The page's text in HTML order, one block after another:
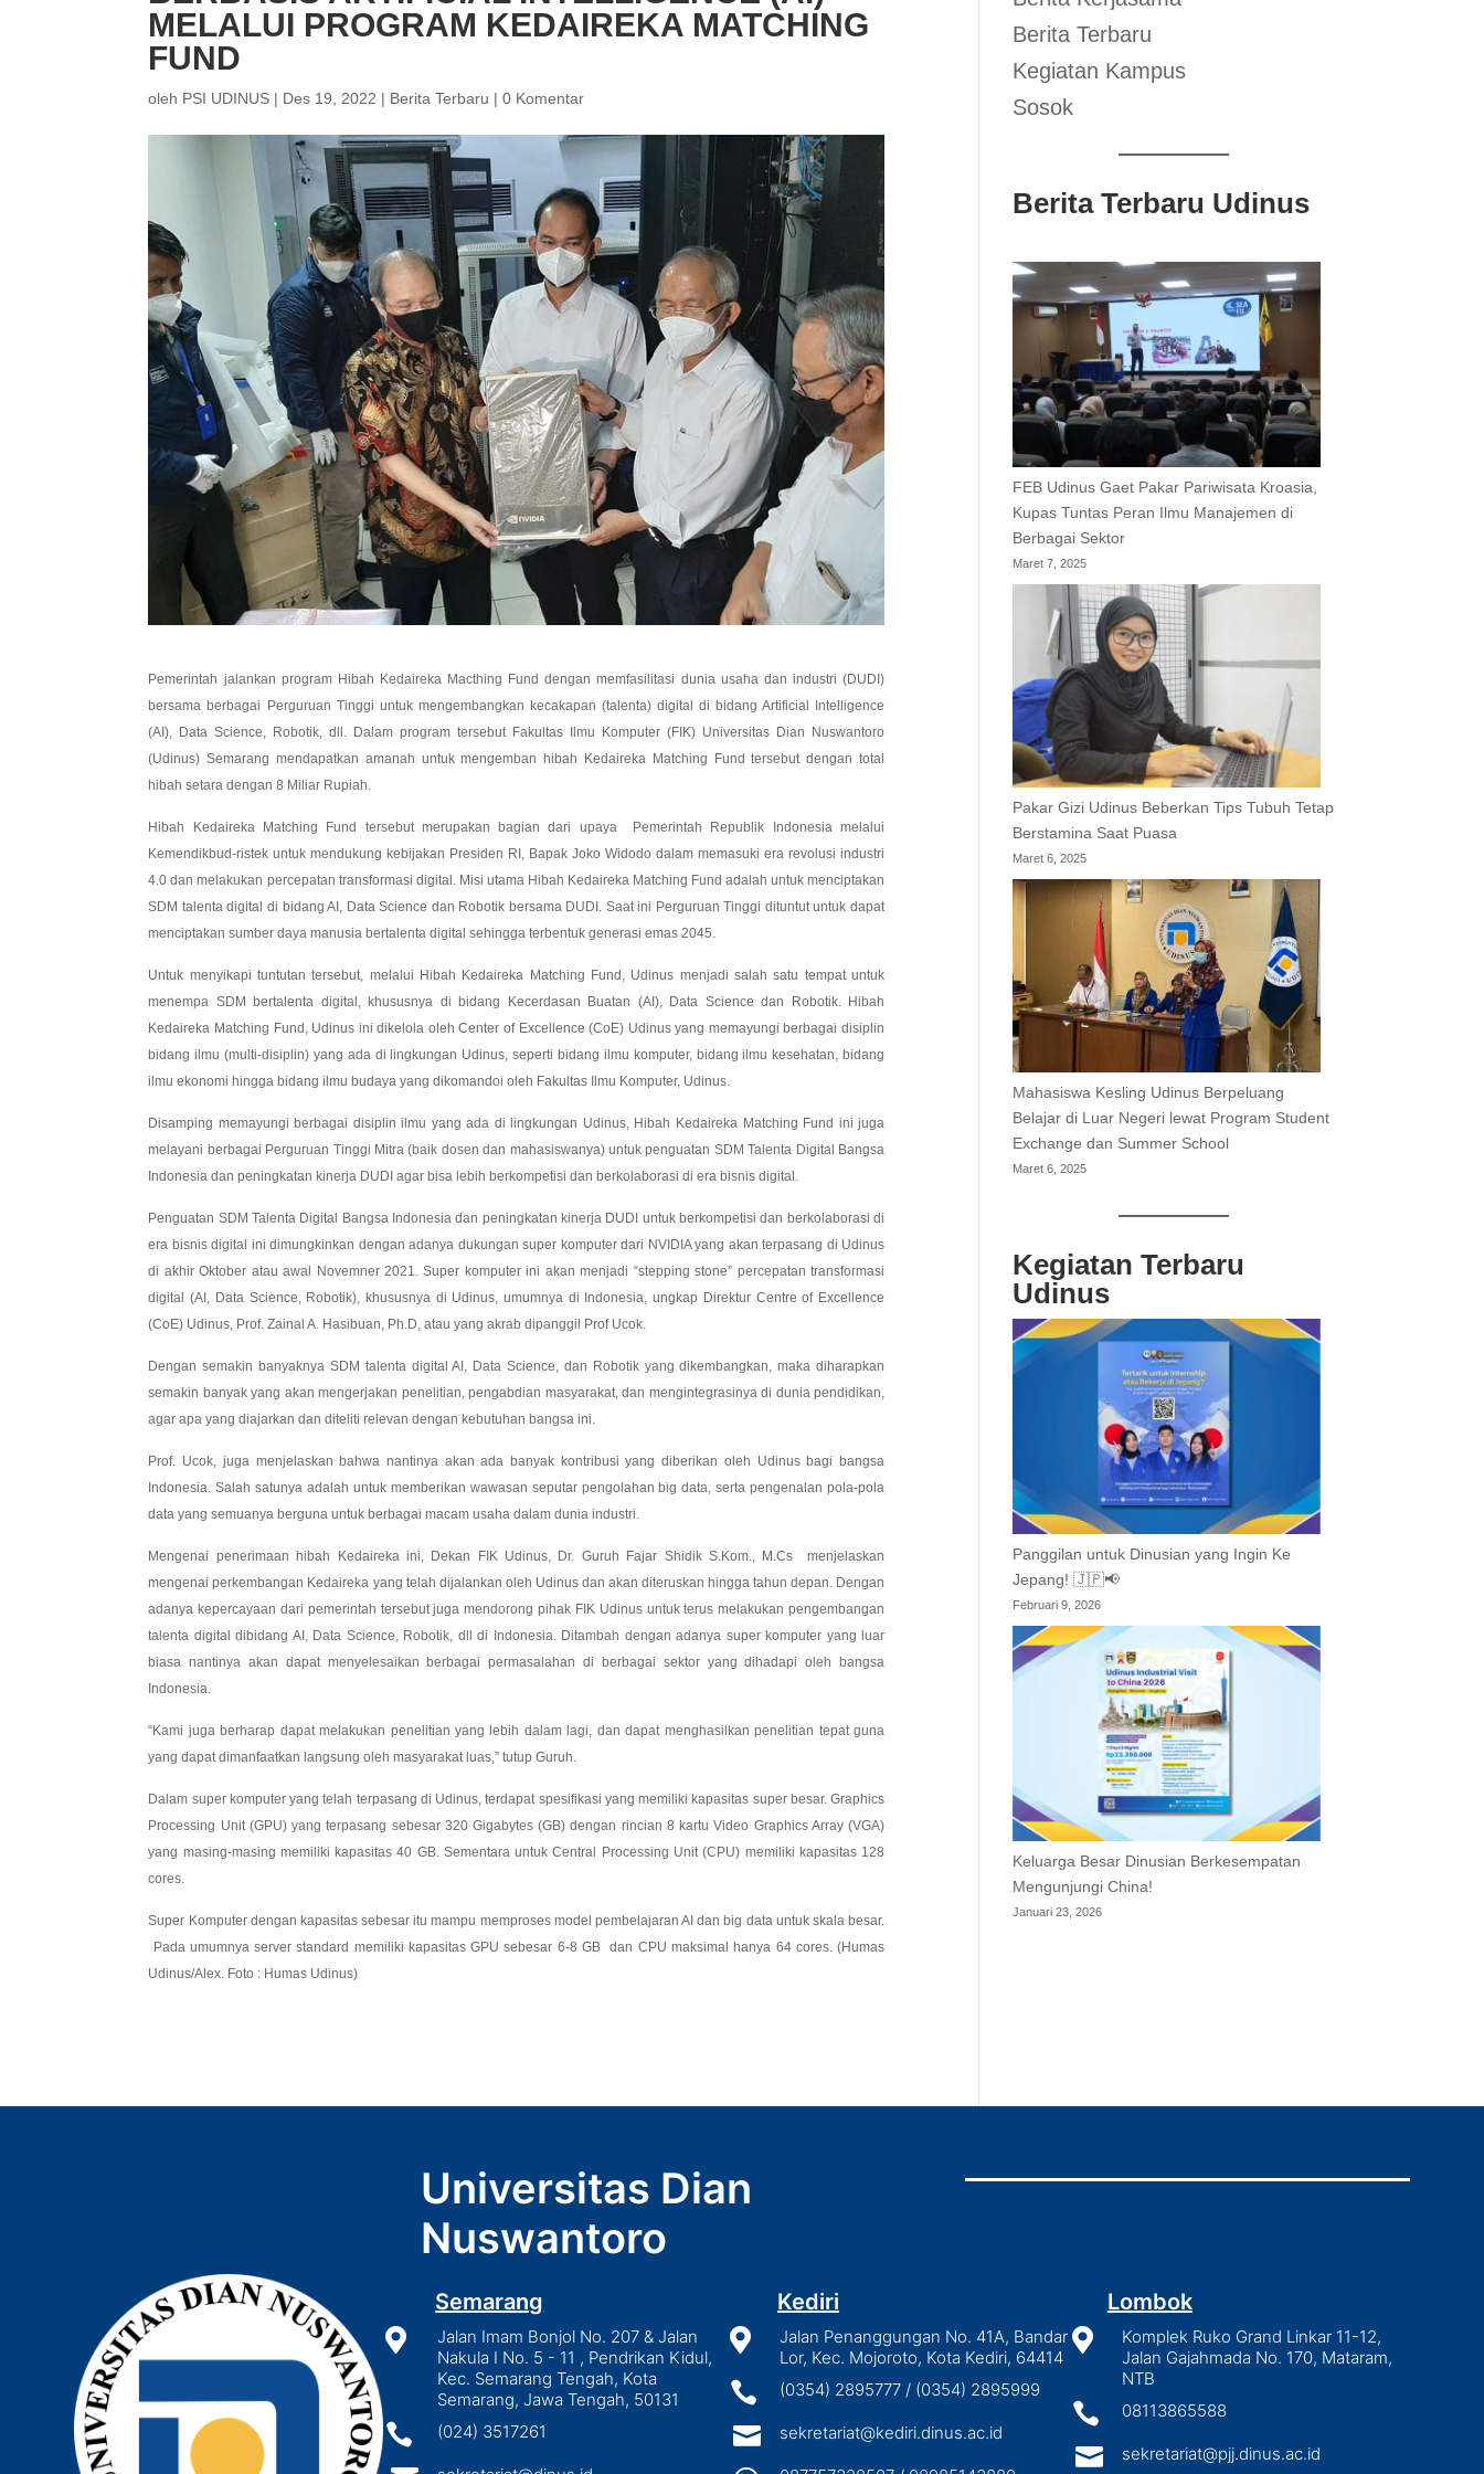
MELALUI PROGRAM KEDAIREKA MATCHING
FUND
oleh PSI UDINUS | Des 19, 2022 | Berita Terbaru |0 Komentar
Pemerintah jalankan program Hibah Kedaireka Macthing Fund dengan memfasilitasi dunia usaha dan industri (DUDI)
bersama berbagai Perguruan Tinggi untuk mengembangkan kecakapan (talenta) digital di bidang Artificial Intelligence
(AI), Data Science, Robotik, dll. Dalam program tersebut Fakultas Ilmu Komputer (FIK) Universitas Dian Nuswantoro
(Udinus) Semarang mendapatkan amanah untuk mengemban hibah Kedaireka Matching Fund tersebut dengan total
hibah setara dengan 8 Miliar Rupiah.
Hibah Kedaireka Matching Fund tersebut merupakan bagian dari upaya Pemerintah Republik Indonesia melalui
Kemendikbud-ristek untuk mendukung kebijakan Presiden RI, Bapak Joko Widodo dalam memasuki era revolusi industri
4.0 dan melakukan percepatan transformasi digital. Misi utama Hibah Kedaireka Matching Fund adalah untuk menciptakan
SDM talenta digital di bidang AI, Data Science dan Robotik bersama DUDI. Saat ini Perguruan Tinggi dituntut untuk dapat
menciptakan sumber daya manusia bertalenta digital sehingga terbentuk generasi emas 2045.
Untuk menyikapi tuntutan tersebut, melalui Hibah Kedaireka Matching Fund, Udinus menjadi salah satu tempat untuk
menempa SDM bertalenta digital, khususnya di bidang Kecerdasan Buatan (AI), Data Science dan Robotik. Hibah
Kedaireka Matching Fund, Udinus ini dikelola oleh Center of Excellence (CoE) Udinus yang memayungi berbagai disiplin
bidang ilmu (multi-disiplin) yang ada di lingkungan Udinus, seperti bidang ilmu komputer, bidang ilmu kesehatan, bidang
ilmu ekonomi hingga bidang ilmu budaya yang dikomandoi oleh Fakultas Ilmu Komputer, Udinus.
Disamping memayungi berbagai disiplin ilmu yang ada di lingkungan Udinus, Hibah Kedaireka Matching Fund ini juga
melayani berbagai Perguruan Tinggi Mitra (baik dosen dan mahasiswanya) untuk penguatan SDM Talenta Digital Bangsa
Indonesia dan peningkatan kinerja DUDI agar bisa lebih berkompetisi dan berkolaborasi di era bisnis digital.
Penguatan SDM Talenta Digital Bangsa Indonesia dan peningkatan kinerja DUDI untuk berkompetisi dan berkolaborasi di
era bisnis digital ini dimungkinkan dengan adanya dukungan super komputer dari NVIDIA yang akan terpasang di Udinus
di akhir Oktober atau awal Novemner 2021. Super komputer ini akan menjadi “stepping stone” percepatan transformasi
digital (AI, Data Science, Robotik), khususnya di Udinus, umumnya di Indonesia, ungkap Direktur Centre of Excellence
(CoE) Udinus, Prof. Zainal A. Hasibuan, Ph.D, atau yang akrab dipanggil Prof Ucok.
Dengan semakin banyaknya SDM talenta digital AI, Data Science, dan Robotik yang dikembangkan, maka diharapkan
semakin banyak yang akan mengerjakan penelitian, pengabdian masyarakat, dan mengintegrasinya di dunia pendidikan,
agar apa yang diajarkan dan diteliti relevan dengan kebutuhan bangsa ini.
Prof. Ucok, juga menjelaskan bahwa nantinya akan ada banyak kontribusi yang diberikan oleh Udinus bagi bangsa
Indonesia. Salah satunya adalah untuk memberikan wawasan seputar pengolahan big data, serta pengenalan pola-pola
data yang semuanya berguna untuk berbagai macam usaha dalam dunia industri.
Mengenai penerimaan hibah Kedaireka ini, Dekan FIK Udinus, Dr. Guruh Fajar Shidik S.Kom., M.Cs menjelaskan
mengenai perkembangan Kedaireka yang telah dijalankan oleh Udinus dan akan diteruskan hingga tahun depan. Dengan
adanya kepercayaan dari pemerintah tersebut juga mendorong pihak FIK Udinus untuk terus melakukan pengembangan
talenta digital dibidang AI, Data Science, Robotik, dll di Indonesia. Ditambah dengan adanya super komputer yang luar
biasa nantinya akan dapat menyelesaikan berbagai permasalahan di berbagai sektor yang dihadapi oleh bangsa
Indonesia.
“Kami juga berharap dapat melakukan penelitian yang lebih dalam lagi, dan dapat menghasilkan penelitian tepat guna
yang dapat dimanfaatkan langsung oleh masyarakat luas,” tutup Guruh.
Dalam super komputer yang telah terpasang di Udinus, terdapat spesifikasi yang memiliki kapasitas super besar. Graphics
Processing Unit (GPU) yang terpasang sebesar 320 Gigabytes (GB) dengan rincian 8 kartu Video Graphics Array (VGA)
yang masing-masing memiliki kapasitas 40 GB. Sementara untuk Central Processing Unit (CPU) memiliki kapasitas 128
cores.
Super Komputer dengan kapasitas sebesar itu mampu memproses model pembelajaran AI dan big data untuk skala besar.
Pada umumnya server standard memiliki kapasitas GPU sebesar 6-8 GB dan CPU maksimal hanya 64 cores. (Humas
Udinus/Alex. Foto : Humas Udinus)
Berita Terbaru
Kegiatan Kampus
Sosok
Berita Terbaru Udinus
FEB Udinus Gaet Pakar Pariwisata Kroasia,
Kupas Tuntas Peran Ilmu Manajemen di
Berbagai Sektor
Maret 7, 2025
Pakar Gizi Udinus Beberkan Tips Tubuh Tetap
Berstamina Saat Puasa
Maret 6, 2025
Mahasiswa Kesling Udinus Berpeluang
Belajar di Luar Negeri lewat Program Student
Exchange dan Summer School
Maret 6, 2025
Kegiatan Terbaru
Udinus
Panggilan untuk Dinusian yang Ingin Ke
Jepang! 🇯🇵📢
Februari 9, 2026
Keluarga Besar Dinusian Berkesempatan
Mengunjungi China!
Januari 23, 2026
Universitas Dian
Nuswantoro
Semarang

Jalan Imam Bonjol No. 207 & Jalan
Nakula I No. 5 - 11 , Pendrikan Kidul,
Kec. Semarang Tengah, Kota
Semarang, Jawa Tengah, 50131
 (024) 3517261
Kediri

Jalan Penanggungan No. 41A, Bandar
Lor, Kec. Mojoroto, Kota Kediri, 64414
 (0354) 2895777 / (0354) 2895999
 sekretariat@kediri.dinus.ac.id
Lombok

Komplek Ruko Grand Linkar 11-12,
Jalan Gajahmada No. 170, Mataram,
NTB
 08113865588
 sekretariat@pjj.dinus.ac.id